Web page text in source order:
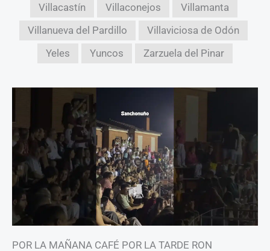
Villacastín
Villaconejos
Villamanta
Villanueva del Pardillo
Villaviciosa de Odón
Yeles
Yuncos Zarzuela del Pinar
POR LA MAÑANA CAFÉ POR LA TARDE RON